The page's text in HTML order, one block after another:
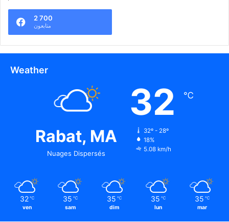
2 700
متابعون
Weather
Rabat, MA
Nuages Dispersés
32 ℃
32º - 28º
18%
5.08 km/h
32 ℃
ven
35 ℃
sam
35 ℃
dim
35 ℃
lun
35 ℃
mar